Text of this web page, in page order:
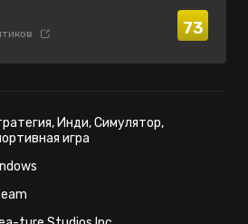
73
Инди, Симулятор,
игра